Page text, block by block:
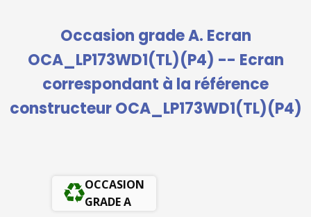
Occasion grade A. Ecran
OCA_LP173WD1(TL)(P4) -- Ecran
correspondant à la référence
constructeur OCA_LP173WD1(TL)(P4)
OCCASION
GRADE A